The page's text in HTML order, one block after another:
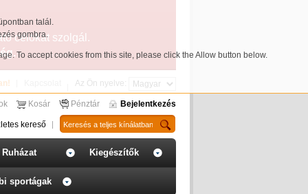
talál.
gombra.
. To accept cookies from this site, please click the Allow button below.
célokat szolgál.
Az Ön nyelve:
Kosár Pénztár Bejelentkezés
kereső
Ruházat Kiegészítők
sportágak